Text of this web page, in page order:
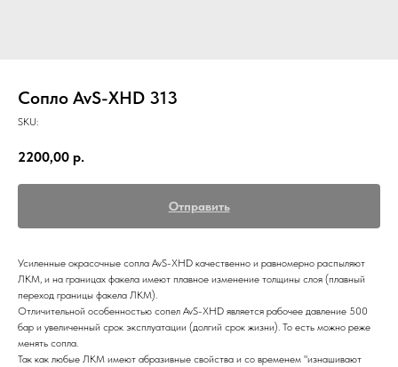
Сопло AvS-XHD 313
SKU:
2200,00 р.
Отправить
Усиленные окрасочные сопла AvS-XHD качественно и равномерно распыляют
ЛКМ, и на границах факела имеют плавное изменение толщины слоя (плавный
переход границы факела ЛКМ).
Отличительной особенностью сопел AvS-XHD является рабочее давление 500
бар и увеличенный срок эксплуатации (долгий срок жизни). То есть можно реже
менять сопла.
Так как любые ЛКМ имеют абразивные свойства и со временем "изнашивают